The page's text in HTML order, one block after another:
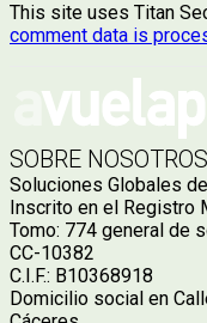
This site uses Titan
comment data is
SOBRE NOSOTROS
Soluciones Globales
Inscrito en el Registro
Tomo: 774 general de
CC-10382
C.I.F.: B10368918
Domicilio social en